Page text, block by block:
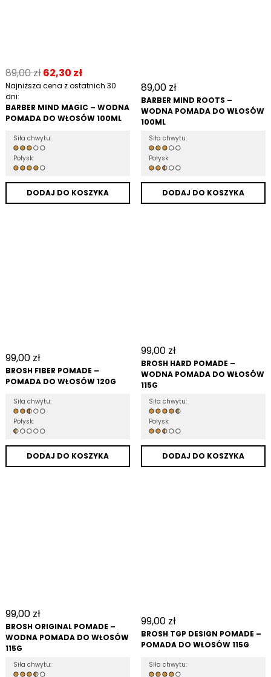
89,00zł 62,30 zł
Najniższa cena z ostatnich 30
dni:
BARBER MIND MAGIC – WODNA
POMADA DO WŁOSÓW 100ML
Siła chwytu:
Połysk:
DODAJ DO KOSZYKA
89,00 zł
BARBER MIND ROOTS –
WODNA POMADA DO WŁOSÓW
100ML
Siła chwytu:
Połysk:
DODAJ DO KOSZYKA
99,00 zł
BROSH FIBER POMADE –
POMADA DO WŁOSÓW 120G
Siła chwytu:
Połysk:
DODAJ DO KOSZYKA
99,00 zł
BROSH HARD POMADE –
WODNA POMADA DO WŁOSÓW
115G
Siła chwytu:
Połysk:
DODAJ DO KOSZYKA
99,00 zł
BROSH ORIGINAL POMADE –
WODNA POMADA DO WŁOSÓW
115G
Siła chwytu:
99,00 zł
BROSH TGP DESIGN POMADE –
POMADA DO WŁOSÓW 115G
Siła chwytu: